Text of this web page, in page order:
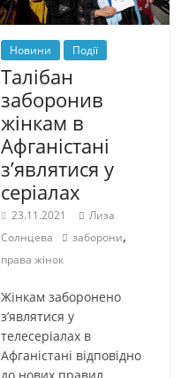
Новини Події
Талібан
заборонив
жінкам в
Афганістані
з’являтися у
серіалах
23.11.2021
Лиза
Солнцева
заборони,
права жінок
Жінкам заборонено
з’являтися у
телесеріалах в
Афганістані відповідно